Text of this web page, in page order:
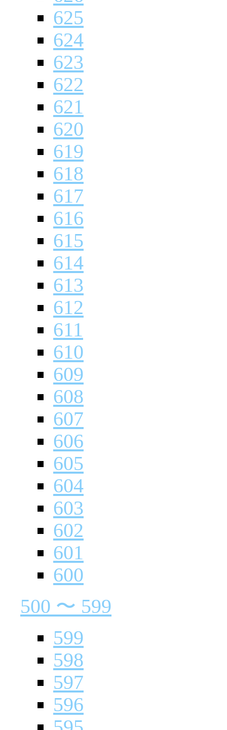
625
624
623
622
621
620
619
618
617
616
615
614
613
612
611
610
609
608
607
606
605
604
603
602
601
600
500 〜 599
599
598
597
596